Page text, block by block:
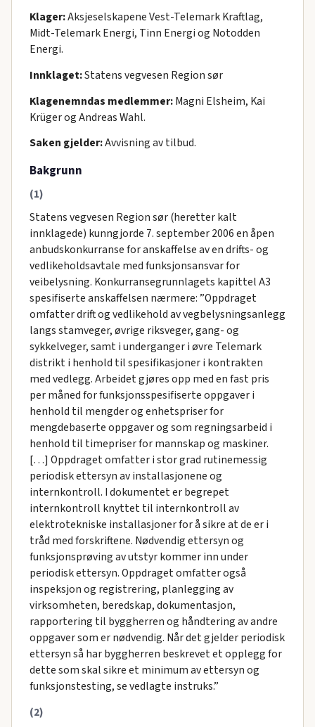
Klager:Aksjeselskapene Vest-Telemark Kraftlag,
Midt-Telemark Energi, Tinn Energi og Notodden
Energi.
Innklaget:Statens vegvesen Region sør
Klagenemndas medlemmer:Magni Elsheim, Kai
Krüger og Andreas Wahl.
Saken gjelder:Avvisning av tilbud.
Bakgrunn
(1)
Statens vegvesen Region sør (heretter kalt
innklagede) kunngjorde 7. september 2006 en åpen
anbudskonkurranse for anskaffelse av en drifts- og
vedlikeholdsavtale med funksjonsansvar for
veibelysning. Konkurransegrunnlagets kapittel A3
spesifiserte anskaffelsen nærmere: ”Oppdraget
omfatter drift og vedlikehold av vegbelysningsanlegg
langs stamveger, øvrige riksveger, gang- og
sykkelveger, samt i underganger i øvre Telemark
distrikt i henhold til spesifikasjoner i kontrakten
med vedlegg. Arbeidet gjøres opp med en fast pris
per måned for funksjonsspesifiserte oppgaver i
henhold til mengder og enhetspriser for
mengdebaserte oppgaver og som regningsarbeid i
henhold til timepriser for mannskap og maskiner.
[…] Oppdraget omfatter i stor grad rutinemessig
periodisk ettersyn av installasjonene og
internkontroll. I dokumentet er begrepet
internkontroll knyttet til internkontroll av
elektrotekniske installasjoner for å sikre at de er i
tråd med forskriftene. Nødvendig ettersyn og
funksjonsprøving av utstyr kommer inn under
periodisk ettersyn. Oppdraget omfatter også
inspeksjon og registrering, planlegging av
virksomheten, beredskap, dokumentasjon,
rapportering til byggherren og håndtering av andre
oppgaver som er nødvendig. Når det gjelder periodisk
ettersyn så har byggherren beskrevet et opplegg for
dette som skal sikre et minimum av ettersyn og
funksjonstesting, se vedlagte instruks.”
(2)